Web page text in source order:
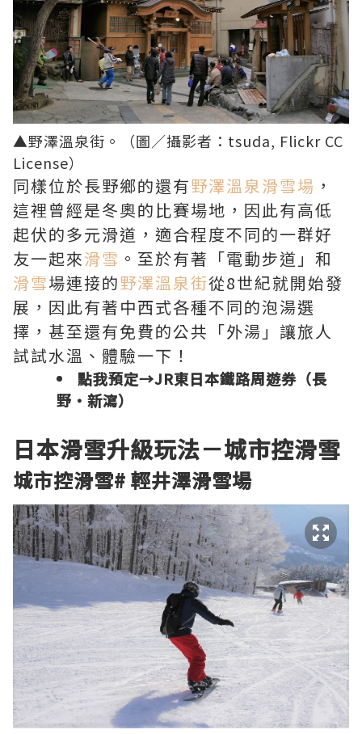
▲野澤溫泉街。（圖／攝影者： tsuda, Flickr CC
License）
同樣位於長野鄉的還有野澤溫泉滑雪場 ，
這裡曾經是冬奧的比賽場地，因此有高低
起伏的多元滑道，適合程度不同的一群好
友一起來滑雪 。至於有著「電動步道」和
滑雪場連接的野澤溫泉街從8世紀就開始發
展，因此有著中西式各種不同的泡湯選
擇，甚至還有免費的公共「外湯」讓旅人
試試水溫、體驗一下！
點我預定→JR東日本鐵路周遊券（長
野‧新瀉）
日本滑雪升級玩法－城市控滑雪
城市控滑雪# 輕井澤滑雪場